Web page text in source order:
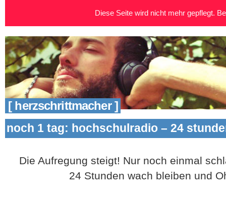
[ herzschrittmacher ]
noch 1 tag: hochschulradio – 24
Die Aufregung steigt! Nur noch einmal
24 Stunden wach bleiben und
Diese Seite wird nicht mehr gepflegt.